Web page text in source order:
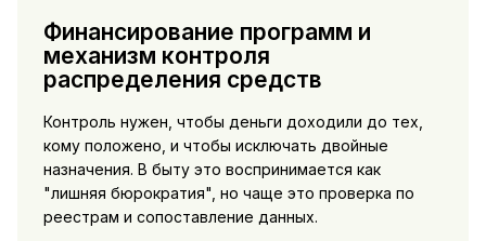
Финансирование программ и
механизм контроля
распределения средств
Контроль нужен, чтобы деньги доходили до тех,
кому положено, и чтобы исключать двойные
назначения. В быту это воспринимается как
"лишняя бюрократия", но чаще это проверка по
реестрам и сопоставление данных.